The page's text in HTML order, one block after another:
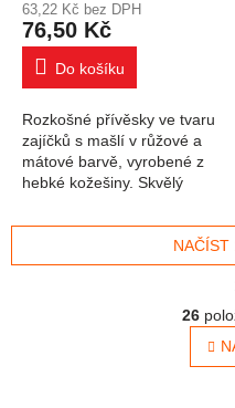
63,22 Kč bez DPH
76,50 Kč
Do košíku
Rozkošné přívěsky ve tvaru
zajíčků s mašlí v růžové a
mátové barvě, vyrobené z
hebké kožešiny. Skvělý
velikonočním a dětským
řemeslům. V balení: 2 ks...
NAČÍST
26